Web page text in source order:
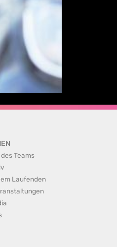
Teams
Laufenden